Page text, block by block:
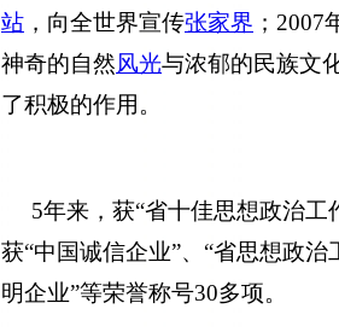
站 ，向全世界宣传张家界 ；2007
神奇的自然风光与浓郁的民族文
了积极的作用。
5年来，获“省十佳思想政治工
获“中国诚信企业”、“省思想政
明企业”等荣誉称号30多项。